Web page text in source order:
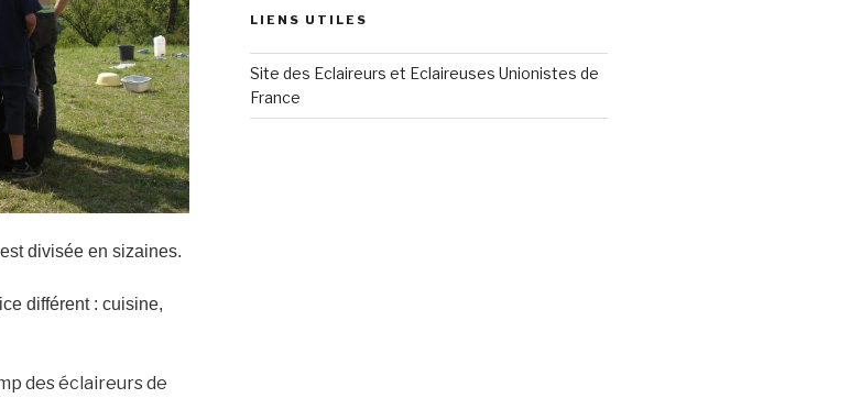
divisée en sizaines.
différent : cuisine,
des éclaireurs de
LIENS UTILES
Site des Eclaireurs et Eclaireuses Unionistes de
France